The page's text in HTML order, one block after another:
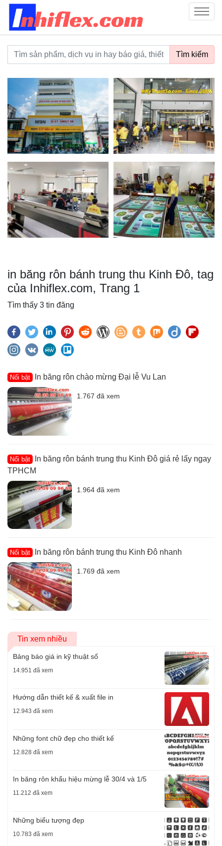
inhiflex.com
Menu
Từ khoá tìm kiếm Tìm kiếm
in băng rôn bánh trung thu Kinh Đô, tag
của Inhiflex.com, Trang 1
Tìm thấy 3 tin đăng
Nổi bật In băng rôn chào mừng Đại lễ Vu Lan
1.767 đã xem
Nổi bật
In băng rôn bánh trung thu Kinh Đô giá rẻ lấy ngay
TPHCM
1.964 đã xem
Nổi bật In băng rôn bánh trung thu Kinh Đô nhanh
1.769 đã xem
Tin xem nhiều
Bảng báo giá in kỹ thuật số
14.951 đã xem
Hướng dẫn thiết kế & xuất file in
12.943 đã xem
Những font chữ đẹp cho thiết kế
12.828 đã xem
In băng rôn khẩu hiệu mừng lễ 30/4 và 1/5
11.212 đã xem
Những biểu tượng đẹp
10.783 đã xem